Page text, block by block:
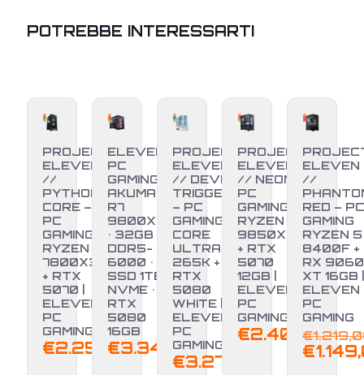
POTREBBE INTERESSARTI
PROJECT
ELEVEN
//
PYTHON
CORE –
PC
GAMING
RYZEN 7
7800X3D
+ RTX
5070 |
ELEVEN
PC
GAMING
€2.250,00
ELEVEN
PC
GAMING •
AKUMA •
R7
9800X3D
• 32GB
DDR5-
6000 •
SSD 1TB
NVME •
RTX
5080
16GB
€3.349,00
PROJECT
ELEVEN
// DEVIL
TRIGGER
– PC
GAMING
CORE
ULTRA 7
265K +
RTX
5080
WHITE |
ELEVEN
PC
GAMING
€3.279,00
PROJECT
ELEVEN
// NEON –
PC
GAMING
RYZEN 7
9850X3D
+ RTX
5070
12GB |
ELEVEN
PC
GAMING
€2.400,00
-6%
ELEVEN
//
RED – PC
GAMING
RYZEN 5
8400F +
RX 9060
XT 16GB |
ELEVEN
PC
GAMING
€
€